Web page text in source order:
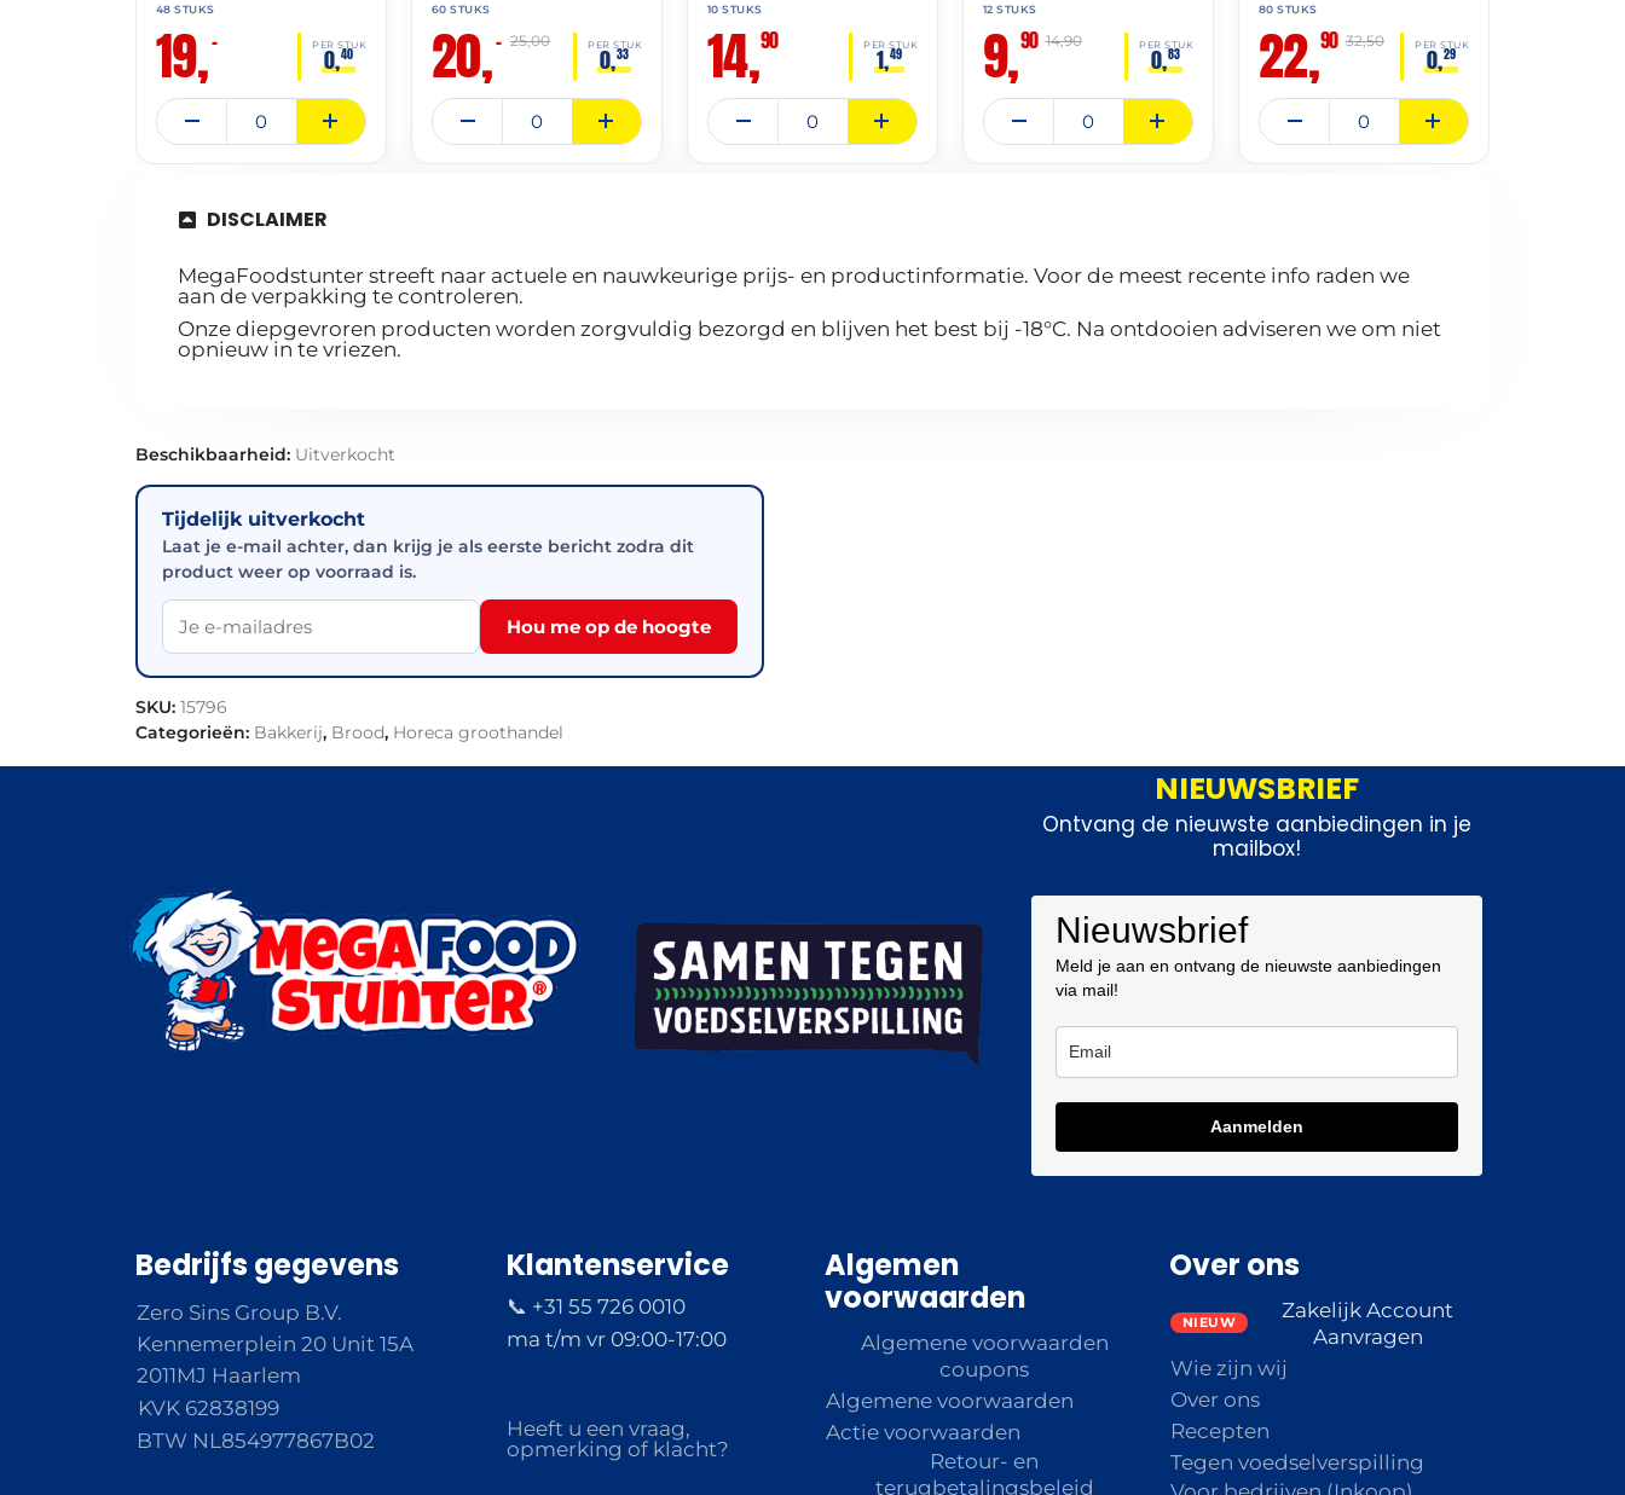
48 STUKS
19,– PER STUK
0,40
60 STUKS
20,– PER STUK
0,33
25,00
10 STUKS
14,90 PER STUK
1,49
12 STUKS
9,90 PER STUK
0,83
14,90
80 STUKS
22,90 PER STUK
0,29
32,50
DISCLAIMER
MegaFoodstunter streeft naar actuele en nauwkeurige prijs- en productinformatie. Voor de meest recente info raden we
aan de verpakking te controleren.
Onze diepgevroren producten worden zorgvuldig bezorgd en blijven het best bij -18°C. Na ontdooien adviseren we om niet
opnieuw in te vriezen.
Beschikbaarheid: Uitverkocht
Tijdelijk uitverkocht
Laat je e-mail achter, dan krijg je als eerste bericht zodra dit
product weer op voorraad is.
Hou me op de hoogte
SKU: 15796
Categorieën: Bakkerij, Brood, Horeca groothandel
NIEUWSBRIEF
Ontvang de nieuwste aanbiedingen in je
mailbox!
Nieuwsbrief
Meld je aan en ontvang de nieuwste aanbiedingen
via mail!
Aanmelden
Bedrijfs gegevens
Zero Sins Group B.V.
Kennemerplein 20 Unit 15A
2011MJ Haarlem
KVK 62838199
BTW NL854977867B02
Klantenservice
📞 +31 55 726 0010
ma t/m vr 09:00-17:00
Heeft u een vraag,
opmerking of klacht?
Algemen
voorwaarden
Algemene voorwaarden
coupons
Algemene voorwaarden
Actie voorwaarden
Retour- en
terugbetalingsbeleid
Over ons
Zakelijk Account
Aanvragen
Wie zijn wij
Over ons
Recepten
Tegen voedselverspilling